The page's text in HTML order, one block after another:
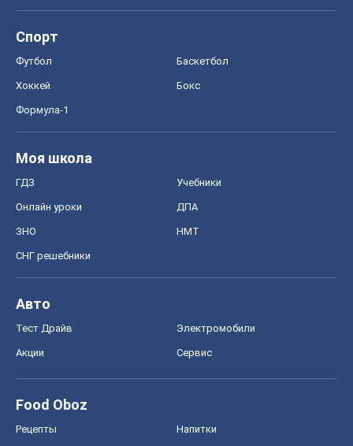
Спорт
Футбол Баскетбол
Хоккей Бокс
Формула-1
Моя школа
ГДЗ Учебники
Онлайн уроки ДПА
ЗНО НМТ
СНГ решебники
Авто
Тест Драйв Электромобили
Акции Сервис
Food Oboz
Рецепты Напитки